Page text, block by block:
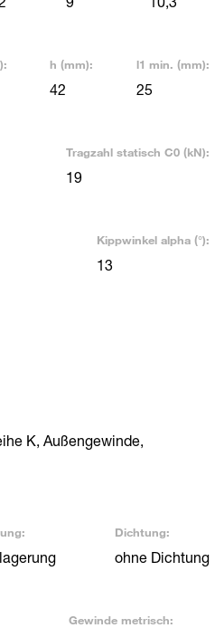
h (mm):
42
l1 min. (mm):
25
Tragzahl statisch C0 (kN):
19
Kippwinkel alpha (°):
13
K, Außengewinde,
Dichtung:
ohne Dichtung
Gewinde metrisch: